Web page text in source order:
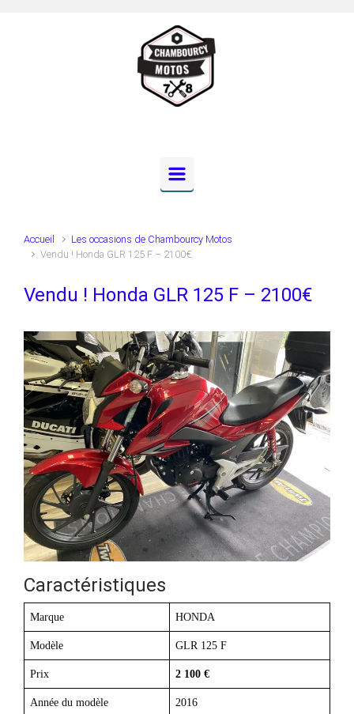
Accueil
Les occasions de Chambourcy Motos
Vendu ! Honda GLR 125 F – 2100€
Vendu ! Honda GLR 125 F – 2100€
Caractéristiques
Marque HONDA
Modèle GLR 125 F
Prix 2 100 €
Année du modèle 2016